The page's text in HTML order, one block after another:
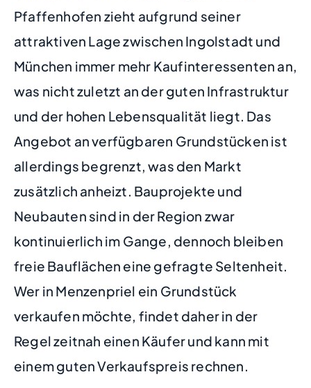
Pfaffenhofen zieht aufgrund seiner
attraktiven Lage zwischen Ingolstadt und
München immer mehr Kaufinteressenten an,
was nicht zuletzt an der guten Infrastruktur
und der hohen Lebensqualität liegt. Das
Angebot an verfügbaren Grundstücken ist
allerdings begrenzt, was den Markt
zusätzlich anheizt. Bauprojekte und
Neubauten sind in der Region zwar
kontinuierlich im Gange, dennoch bleiben
freie Bauflächen eine gefragte Seltenheit.
Wer in Menzenpriel ein Grundstück
verkaufen möchte, findet daher in der
Regel zeitnah einen Käufer und kann mit
einem guten Verkaufspreis rechnen.